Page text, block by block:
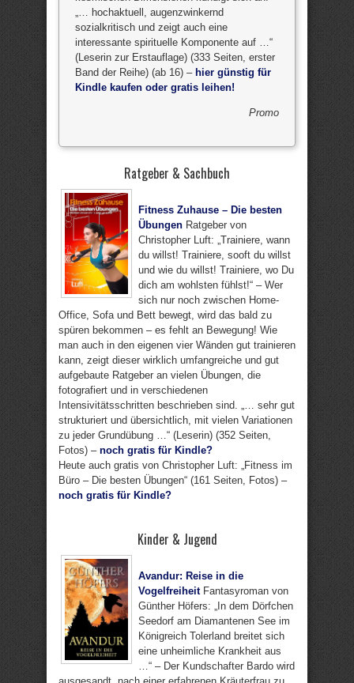
„… hochaktuell, augenzwinkernd
sozialkritisch und zeigt auch eine
interessante spirituelle Komponente auf …“
(Leserin zur Erstauflage) (333 Seiten, erster
Band der Reihe) (ab 16) – hier günstig für
Kindle kaufen oder gratis leihen!
Promo
Ratgeber & Sachbuch
Fitness Zuhause – Die besten
Übungen Ratgeber von
Christopher Luft: „Trainiere, wann
du willst! Trainiere, sooft du willst
und wie du willst! Trainiere, wo Du
dich am wohlsten fühlst!“ – Wer
sich nur noch zwischen Home-
Office, Sofa und Bett bewegt, wird das bald zu
spüren bekommen – es fehlt an Bewegung! Wie
man auch in den eigenen vier Wänden gut trainieren
kann, zeigt dieser wirklich umfangreiche und gut
aufgebaute Ratgeber an vielen Übungen, die
fotografiert und in verschiedenen
Intensivitätsschritten beschrieben sind. „… sehr gut
strukturiert und übersichtlich, mit vielen Variationen
zu jeder Grundübung …“ (Leserin) (352 Seiten,
Fotos) – noch gratis für Kindle?
Heute auch gratis von Christopher Luft: „Fitness im
Büro – Die besten Übungen“ (161 Seiten, Fotos) –
noch gratis für Kindle?
Kinder & Jugend
Avandur: Reise in die
VogelfreiheitFantasyroman von
Günther Höfers: „In dem Dörfchen
Seedorf am Diamantenen See im
Königreich Tolerland breitet sich
eine unheimliche Krankheit aus
…“ – Der Kundschafter Bardo wird
ausgesandt, nach einer erfahrenen Kräuterfrau zu